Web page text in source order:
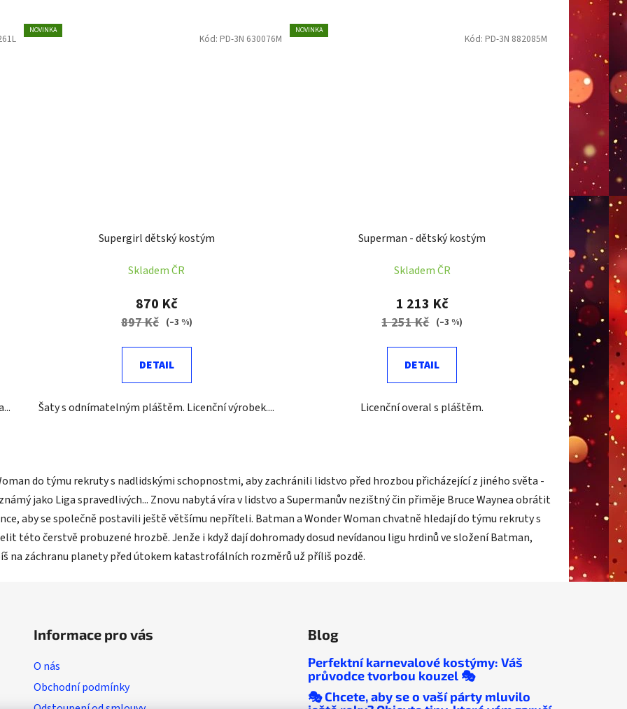
NOVINKA
Supergirl dětský kostým
Skladem ČR
870 Kč
897 Kč (–3 %)
DETAIL
Šaty s odnímatelným pláštěm. Licenční výrobek....
Kód: PD-3N 630076M
NOVINKA
Superman - dětský kostým
Skladem ČR
1 213 Kč
1 251 Kč (–3 %)
DETAIL
Licenční overal s pláštěm.
Kód: PD-3N 882085M
l
á
d
a
í
do týmu rekruty s nadlidskými schopnostmi, aby zachránili lidstvo před hrozbou přicházející z jiného světa -
jako Liga spravedlivých... Znovu nabytá víra v lidstvo a Supermanův nezištný čin přiměje Bruce Waynea obrátit
aby se společně postavili ještě většímu nepříteli. Batman a Wonder Woman chvatně hledají do týmu rekruty s
této čerstvě probuzené hrozbě. Jenže i když dají dohromady dosud nevídanou ligu hrdinů ve složení Batman,
na záchranu planety před útokem katastrofálních rozměrů už příliš pozdě.
Informace pro vás
O nás
Obchodní podmínky
Blog
Perfektní karnevalové kostýmy: Váš
průvodce tvorbou kouzel 🎭
🎭 Chcete, aby se o vaší párty mluvilo